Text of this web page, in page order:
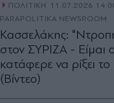
ΠΟΛΙΤΙΚΗ
11.07.2026
PARAPOLITIKA NEWSROOM
Κασσελάκης:
στον ΣΥΡΙΖΑ - Είμαι
κατάφερε να ρίξει
(Βίντεο)